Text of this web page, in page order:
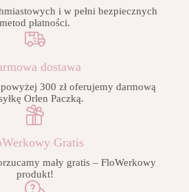
i w pełni bezpiecznych
metod płatności.
dostawa
300 zł oferujemy darmową
Orlen Paczką.
Gratis
mały gratis – FloWerkowy
produkt!